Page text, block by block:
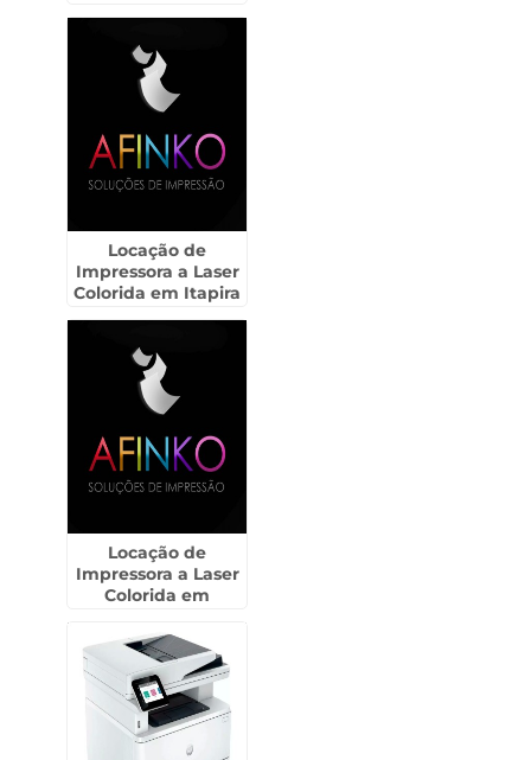
Locação de
Impressora a Laser
Colorida em Itapira
Locação de
Impressora a Laser
Colorida em